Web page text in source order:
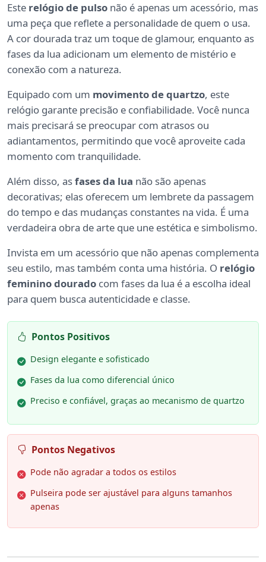
Este relógio de pulso não é apenas um acessório, mas
uma peça que reflete a personalidade de quem o usa.
A cor dourada traz um toque de glamour, enquanto as
fases da lua adicionam um elemento de mistério e
conexão com a natureza.
Equipado com um movimento de quartzo, este
relógio garante precisão e confiabilidade. Você nunca
mais precisará se preocupar com atrasos ou
adiantamentos, permitindo que você aproveite cada
momento com tranquilidade.
Além disso, asfases da lua não são apenas
decorativas; elas oferecem um lembrete da passagem
do tempo e das mudanças constantes na vida. É uma
verdadeira obra de arte que une estética e simbolismo.
Invista em um acessório que não apenas complementa
seu estilo, mas também conta uma história. O relógio
feminino dourado com fases da lua é a escolha ideal
para quem busca autenticidade e classe.
Pontos Positivos
Design elegante e sofisticado
Fases da lua como diferencial único
Preciso e confiável, graças ao mecanismo de quartzo
Pontos Negativos
Pode não agradar a todos os estilos
Pulseira pode ser ajustável para alguns tamanhos
apenas